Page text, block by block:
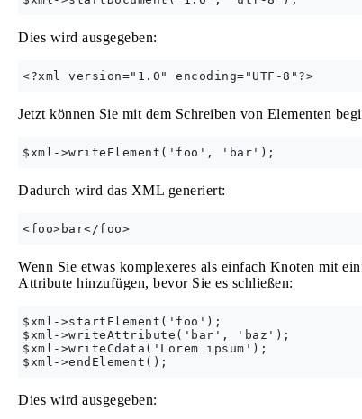
Dies wird ausgegeben:
Jetzt können Sie mit dem Schreiben von Elementen
Dadurch wird das XML generiert:
Wenn Sie etwas komplexeres als einfach Knoten mit
Attribute hinzufügen, bevor Sie es schließen:
$xml->startElement('foo');
$xml->writeAttribute('bar', 'baz');
$xml->writeCdata('Lorem ipsum');
Dies wird ausgegeben: